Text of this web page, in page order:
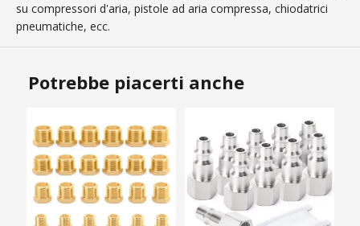
su compressori d'aria, pistole ad aria compressa, chiodatrici
pneumatiche, ecc.
Potrebbe piacerti anche